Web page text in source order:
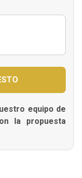
equipo de
la propuesta